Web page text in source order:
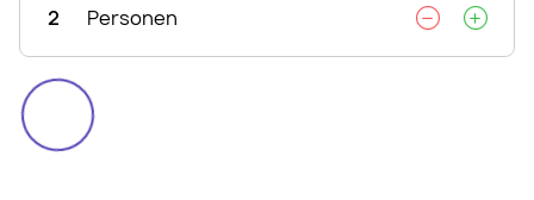
2 Personen